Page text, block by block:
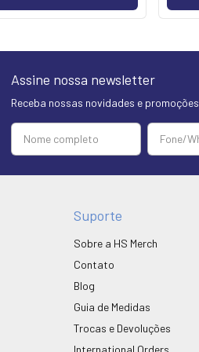
Assine nossa newsletter
Receba nossas novidades e promoções
Suporte
Sobre a HS Merch
Contato
Blog
Guia de Medidas
Trocas e Devoluções
International Orders